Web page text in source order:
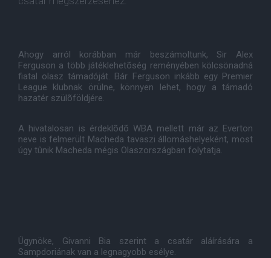
Ahogy arról korábban már beszámoltunk, Sir Alex
Ferguson a több játéklehetõség reményében kölcsönadná
fiatal olasz támadóját. Bár Ferguson inkább egy Premier
League klubnak örülne, könnyen lehet, hogy a támadó
hazatér szülõföldjére.
A hivatalosan is érdeklõdõ WBA mellett már az Everton
neve is felmerült Macheda tavaszi állomáshelyeként, most
úgy tûnik Macheda mégis Olaszországban folytatja.
Ügynöke, Givanni Bia szerint a csatár aláírására a
Sampdoriának van a legnagyobb esélye.